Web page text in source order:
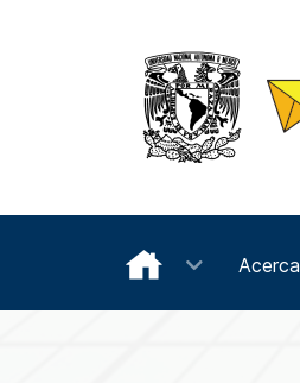
Acerca